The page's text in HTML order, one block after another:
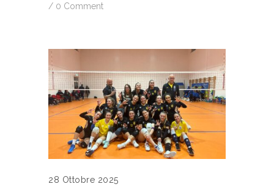
/ 0 Comment
28 Ottobre 2025